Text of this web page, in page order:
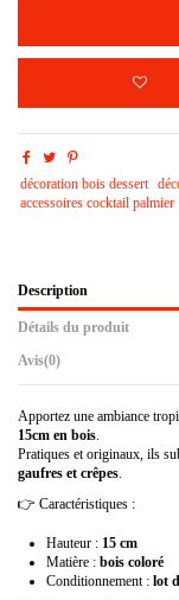
décoration bois dessert
accessoires cocktail palmier
Description
Détails du produit
Avis(0)
Apportez une ambiance
15cm en bois.
Pratiques et originaux, ils
gaufres et crêpes.
👉 Caractéristiques :
Hauteur : 15 cm
Matière : bois coloré
Conditionnement : lot